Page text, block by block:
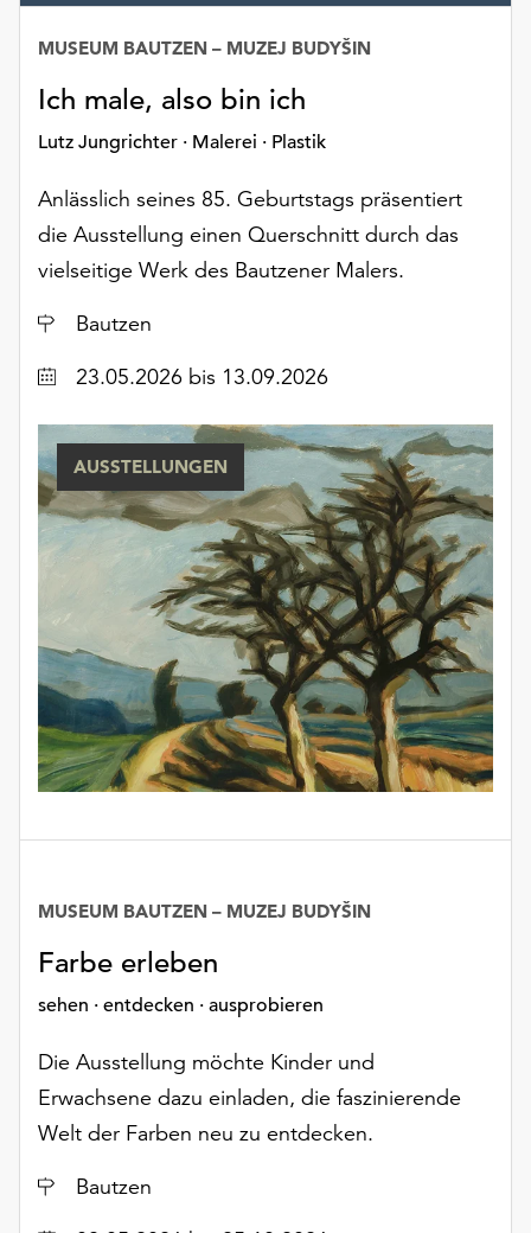
Ihr
Einverständnis
weiterhin
ausgeführt.
Möchten
Sie
die
verwendeten
anpassen,
Sie
Einstellungen
über
die
Schaltfläche
„Auswählen“.
Weitere
Informationen
finden
Sie
unserer
Datenschutzerklärung
oder
Ich male, also bin ich
Lutz Jungrichter · Malerei · Plastik
MUSEUM BAUTZEN – MUZEJ BUDYŠIN
Anlässlich seines 85. Geburtstags präsentiert
die Ausstellung einen Querschnitt durch das
vielseitige Werk des Bautzener Malers.
Ort
Bautzen
Datum23.05.2026 bis 13.09.2026
AUSSTELLUNGEN
Farbe erleben
sehen · entdecken · ausprobieren
MUSEUM BAUTZEN – MUZEJ BUDYŠIN
Die Ausstellung möchte Kinder und
Erwachsene dazu einladen, die faszinierende
Welt der Farben neu zu entdecken.
Ort
Bautzen